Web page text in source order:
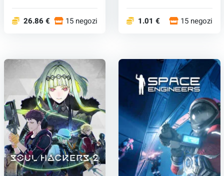
26.86 € 15 negozi 1.01 € 15 negozi